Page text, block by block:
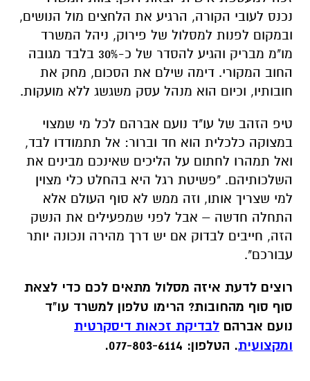
נכנס לעובי הקורה, הרגיע את הלחצים מול הנושים,
ובמקום לפנות למסלול של פירוק, ניהל המשרד
מו"מ מבריק והגיע להסדר של כ-30% בלבד מגובה
החוב המקורי. דימה שילם את הסכום, מחק את
חובותיו, וכיום הוא מנהל עסק משגשג ללא מועקות.
טיפ הזהב של עו"ד נועם אברהם לכל מי שמצוי
במצוקה כלכלית הוא חד וברור: אל תתמודדו לבד,
ואל תמהרו לחתום על הליכים שאינכם מבינים את
השלכותיהם. "פשיטת רגל היא בהחלט כלי מצוין
למי שצריך אותו, וזה ממש לא סוף העולם אלא
התחלה חדשה – אבל לפני שמפעילים את הנשק
הזה, חייבים לבדוק אם יש דרך מהירה ונכונה יותר
עבורכם".
רוצים לדעת איזה מסלול מתאים לכם כדי לצאת
סוף סוף מהחובות? הרימו טלפון למשרד עו"ד
נועם אברהם לבדיקת זכאות דיסקרטית
ומקצועית. הטלפון: 077-803-6114.